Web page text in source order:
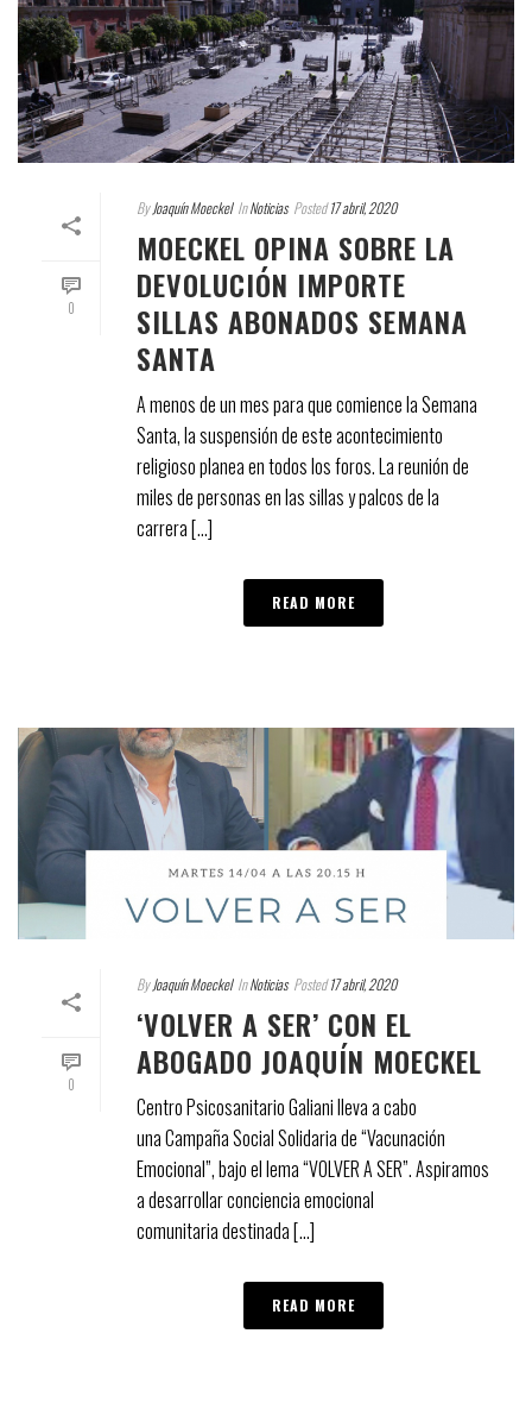
0
By Joaquín Moeckel InNoticias Posted 17 abril, 2020
MOECKEL OPINA SOBRE LA
DEVOLUCIÓN IMPORTE
SILLAS ABONADOS SEMANA
SANTA
A menos de un mes para que comience la Semana
Santa, la suspensión de este acontecimiento
religioso planea en todos los foros. La reunión de
miles de personas en las sillas y palcos de la
carrera [...]
READ MORE
0
By Joaquín Moeckel InNoticias Posted 17 abril, 2020
‘VOLVER A SER’ CON EL
ABOGADO JOAQUÍN MOECKEL
Centro Psicosanitario Galiani lleva a cabo
una Campaña Social Solidaria de “Vacunación
Emocional”, bajo el lema “VOLVER A SER”. Aspiramos
a desarrollar conciencia emocional
comunitaria destinada [...]
READ MORE